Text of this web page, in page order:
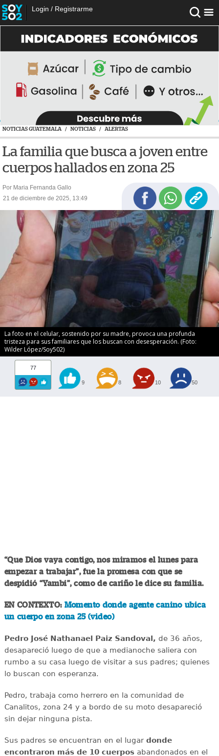
Login / Registrarme
NOTICIAS GUATEMALA / NOTICIAS / ALERTAS
La familia que busca a joven entre
cuerpos hallados en zona 25
Por Maria Fernanda Gallo
21 de diciembre de 2025, 13:49
La foto en el celular, sostenido por su madre, provoca una profunda
tristeza para sus familiares que los buscan con desesperación. (Foto:
Wilder López/Soy502)
77
9 8 10 50
“Que Dios vaya contigo, nos miramos el lunes para
empezar a trabajar”, fue la promesa con que se
despidió “Yambi”, como de cariño le dice su familia.
EN CONTEXTO: Momento donde agente canino ubica
un cuerpo en zona 25 (video)
Pedro José Nathanael Paiz Sandoval, de 36 años,
desapareció luego de que a medianoche saliera con
rumbo a su casa luego de visitar a sus padres; quienes
lo buscan con esperanza.
Pedro, trabaja como herrero en la comunidad de
Canalitos, zona 24 y a bordo de su moto desapareció
sin dejar ninguna pista.
Sus padres se encuentran en el lugar donde
encontraron más de 10 cuerposabandonados en el